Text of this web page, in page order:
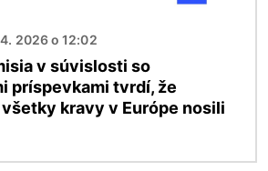
2026 o 12:02
v súvislosti so
príspevkami tvrdí, že
kravy v Európe nosili